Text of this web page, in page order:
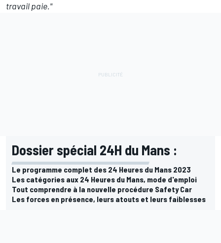
travail paie."
Dossier spécial 24H du Mans :
Le programme complet des 24 Heures du Mans 2023
Les catégories aux 24 Heures du Mans, mode d'emploi
Tout comprendre à la nouvelle procédure Safety Car
Les forces en présence, leurs atouts et leurs faiblesses